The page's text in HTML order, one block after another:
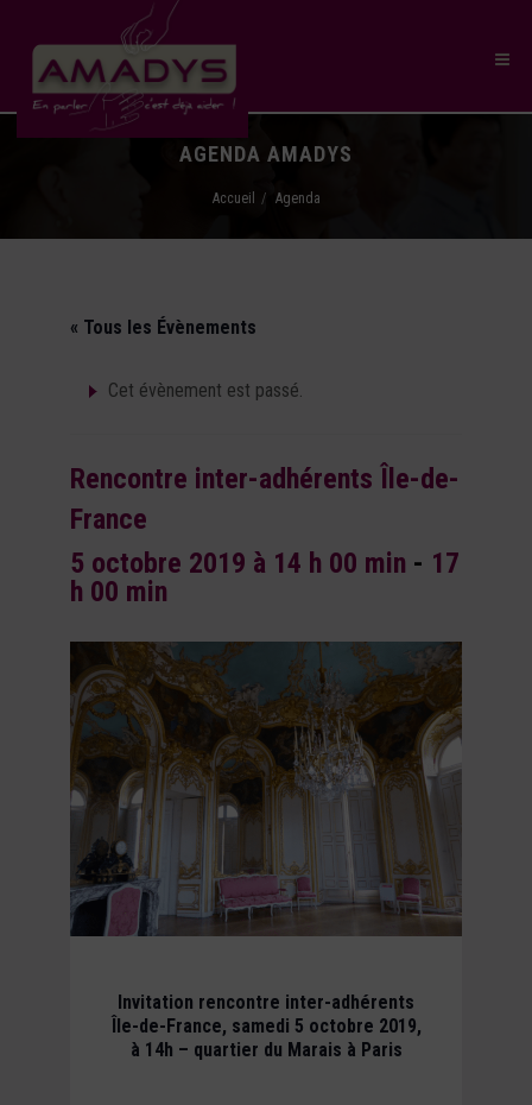
AGENDA AMADYS
Accueil Agenda
« Tous les Évènements
Cet évènement est passé.
Rencontre inter-adhérents Île-de-
France
5 octobre 2019 à 14 h 00 min - 17
h 00 min
Invitation rencontre inter-adhérents
Île-de-France, samedi 5 octobre 2019,
à 14h – quartier du Marais à Paris